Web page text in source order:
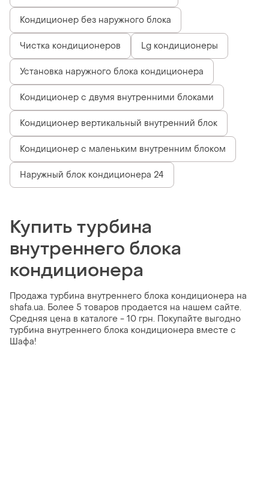
Кондиционер без наружного блока
Чистка кондиционеров Lg кондиционеры
Установка наружного блока кондиционера
Кондиционер с двумя внутренними блоками
Кондиционер вертикальный внутренний блок
Кондиционер с маленьким внутренним блоком
Наружный блок кондиционера 24
Купить турбина
внутреннего блока
кондиционера
Продажа турбина внутреннего блока кондиционера на
shafa.ua. Более 5 товаров продается на нашем сайте.
Средняя цена в каталоге - 10 грн. Покупайте выгодно
турбина внутреннего блока кондиционера вместе с
Шафа!